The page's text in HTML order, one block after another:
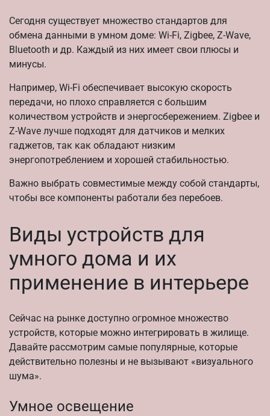
Сегодня существует множество стандартов для
обмена данными в умном доме: Wi-Fi, Zigbee, Z-Wave,
Bluetooth и др. Каждый из них имеет свои плюсы и
минусы.
Например, Wi-Fi обеспечивает высокую скорость
передачи, но плохо справляется с большим
количеством устройств и энергосбережением. Zigbee и
Z-Wave лучше подходят для датчиков и мелких
гаджетов, так как обладают низким
энергопотреблением и хорошей стабильностью.
Важно выбрать совместимые между собой стандарты,
чтобы все компоненты работали без перебоев.
Виды устройств для
умного дома и их
применение в интерьере
Сейчас на рынке доступно огромное множество
устройств, которые можно интегрировать в жилище.
Давайте рассмотрим самые популярные, которые
действительно полезны и не вызывают «визуального
шума».
Умное освещение